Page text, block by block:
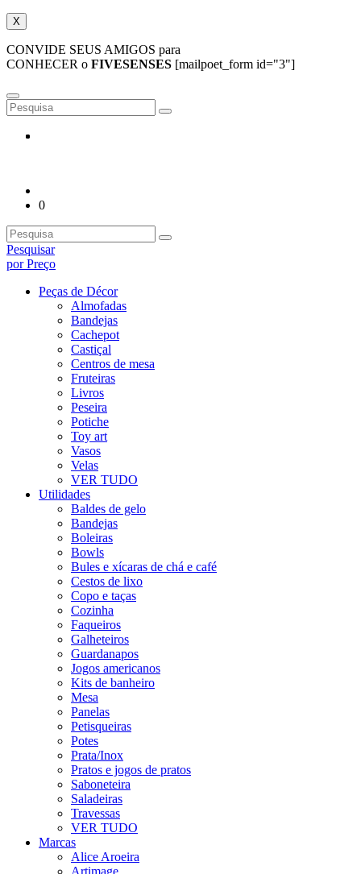
X
CONVIDE SEUS AMIGOS para
CONHECER o FIVESENSES [mailpoet_form id="3"]
0
Pesquisar
por Preço
Peças de Décor
Almofadas
Bandejas
Cachepot
Castiçal
Centros de mesa
Fruteiras
Livros
Peseira
Potiche
Toy art
Vasos
Velas
VER TUDO
Utilidades
Baldes de gelo
Bandejas
Boleiras
Bowls
Bules e xícaras de chá e café
Cestos de lixo
Copo e taças
Cozinha
Faqueiros
Galheteiros
Guardanapos
Jogos americanos
Kits de banheiro
Mesa
Panelas
Petisqueiras
Potes
Prata/Inox
Pratos e jogos de pratos
Saboneteira
Saladeiras
Travessas
VER TUDO
Marcas
Alice Aroeira
Artimage